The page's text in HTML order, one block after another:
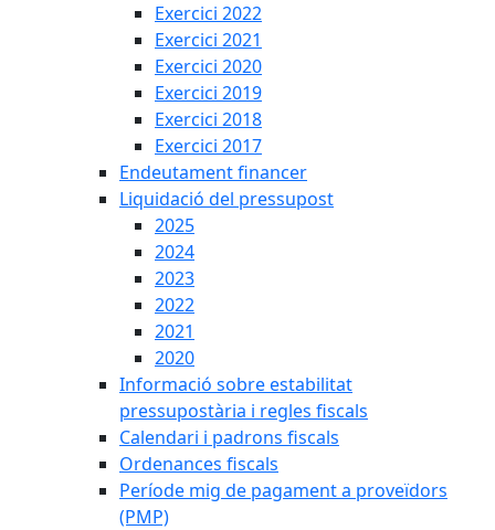
Exercici 2022
Exercici 2021
Exercici 2020
Exercici 2019
Exercici 2018
Exercici 2017
Endeutament financer
Liquidació del pressupost
2025
2024
2023
2022
2021
2020
Informació sobre estabilitat
pressupostària i regles fiscals
Calendari i padrons fiscals
Ordenances fiscals
Període mig de pagament a proveïdors
(PMP)